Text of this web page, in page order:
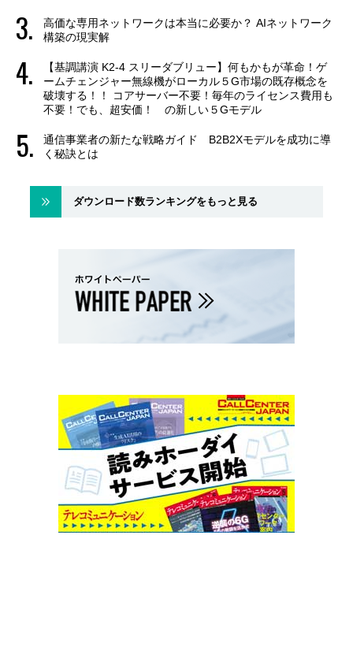
高価な専用ネットワークは本当に必要か？ AIネットワーク
構築の現実解
【基調講演 K2-4 スリーダブリュー】何もかもが革命！ゲ
ームチェンジャー無線機がローカル５G市場の既存概念を
破壊する！！ コアサーバー不要！毎年のライセンス費用も
不要！でも、超安価！ の新しい５Gモデル
通信事業者の新たな戦略ガイド B2B2Xモデルを成功に導
く秘訣とは
ダウンロード数ランキングをもっと見る